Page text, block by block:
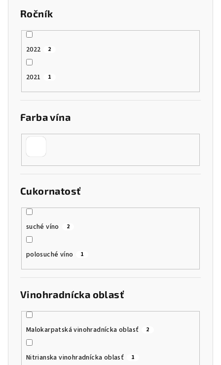
Ročník
2022 2
2021 1
Farba vína
Cukornatosť
suché víno 2
polosuché víno 1
Vinohradnícka oblasť
Malokarpatská vinohradnícka oblasť 2
Nitrianska vinohradnícka oblasť 1